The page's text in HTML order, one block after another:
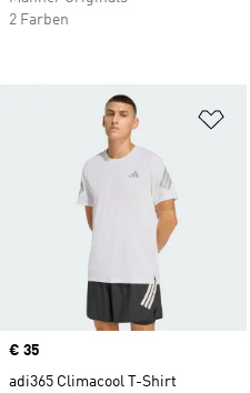
Price
€ 35
adi365 Climacool T-Shirt
2 Farben